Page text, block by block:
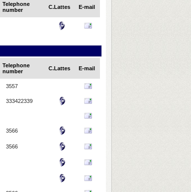
Telephone
number
C.Lattes E-mail
Telephone
number
C.Lattes E-mail
3557
333422339
3566
3566